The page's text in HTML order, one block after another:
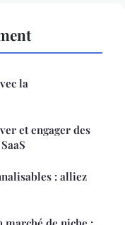
la
et engager des
: alliez